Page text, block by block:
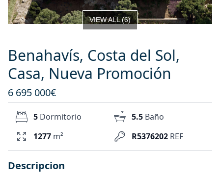
VIEW ALL(6)
Benahavís, Costa del Sol,
Casa, Nueva Promoción
6 695 000€
R5376202 REF
5 Dormitorio 5.5 Baño
1277 m²
Descripcion